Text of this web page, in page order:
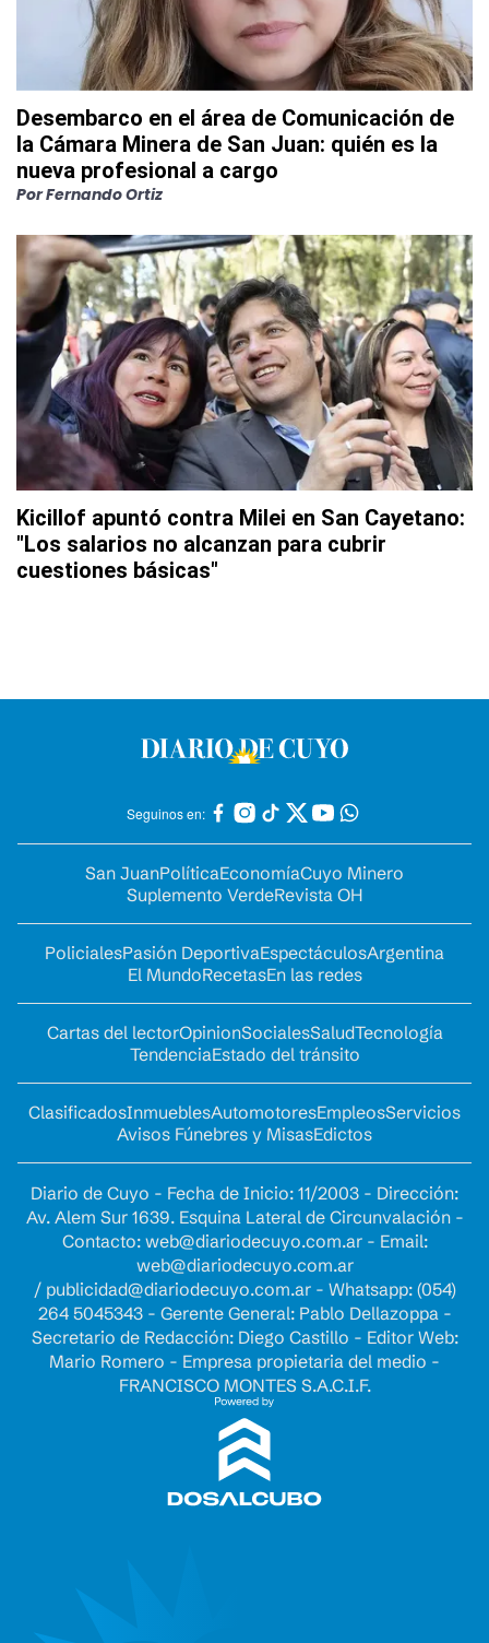
Desembarco en el área de Comunicación de
la Cámara Minera de San Juan: quién es la
nueva profesional a cargo
PorFernando Ortiz
Kicillof apuntó contra Milei en San Cayetano:
"Los salarios no alcanzan para cubrir
cuestiones básicas"
Seguinos en:
San JuanPolíticaEconomíaCuyo Minero
Suplemento VerdeRevista OH
PolicialesPasión DeportivaEspectáculosArgentina
El MundoRecetasEn las redes
Cartas del lectorOpinionSocialesSaludTecnología
TendenciaEstado del tránsito
ClasificadosInmueblesAutomotoresEmpleosServicios
Avisos Fúnebres y MisasEdictos
Diario de Cuyo - Fecha de Inicio: 11/2003 - Dirección:
Av. Alem Sur 1639. Esquina Lateral de Circunvalación -
Contacto: web@diariodecuyo.com.ar- Email:
web@diariodecuyo.com.ar
/ publicidad@diariodecuyo.com.ar- Whatsapp: (054)
264 5045343 - Gerente General: Pablo Dellazoppa -
Secretario de Redacción: Diego Castillo - Editor Web:
Mario Romero - Empresa propietaria del medio -
FRANCISCO MONTES S.A.C.I.F.